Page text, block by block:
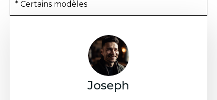
* Certains modèles
Joseph